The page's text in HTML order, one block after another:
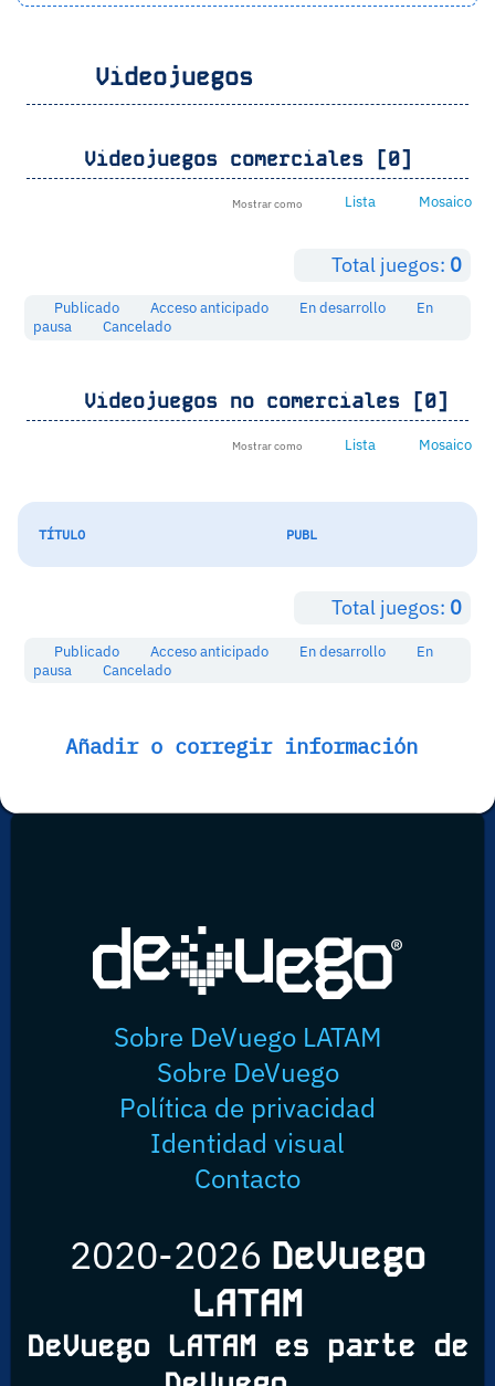
Videojuegos
Videojuegos comerciales [0]
Mostrar como Lista Mosaico
Total juegos: 0
Publicado Acceso anticipado En desarrollo
En
pausa
Cancelado
Videojuegos no comerciales [0]
Mostrar como Lista Mosaico
TÍTULO PUBL
Total juegos: 0
Publicado Acceso anticipado En desarrollo
En
pausa
Cancelado
Añadir o corregir información
Sobre DeVuego LATAM
Sobre DeVuego
Política de privacidad
Identidad visual
Contacto
2020-2026 DeVuego
LATAM
DeVuego LATAM es parte de